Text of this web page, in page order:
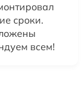
сроки.
всем!